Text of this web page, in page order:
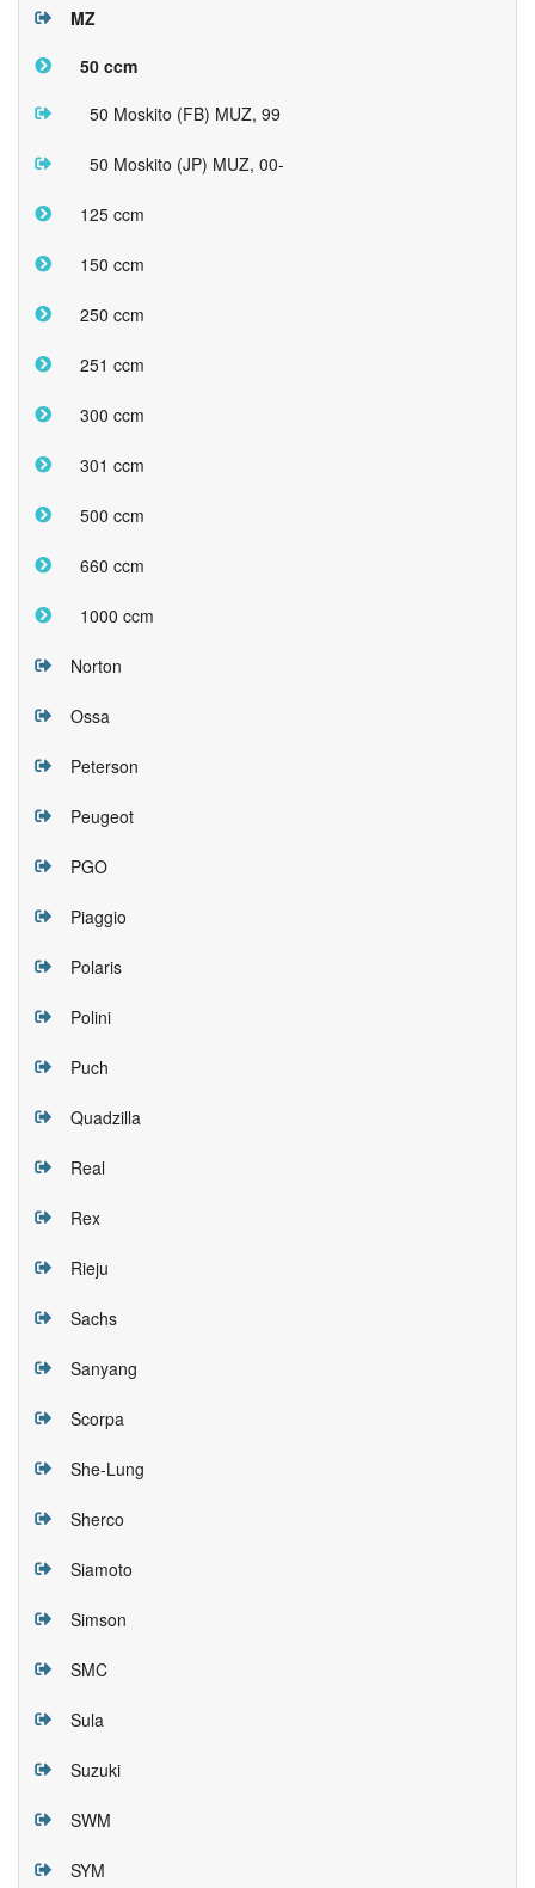
MZ
50 ccm
50 Moskito (FB) MUZ, 99
50 Moskito (JP) MUZ, 00-
125 ccm
150 ccm
250 ccm
251 ccm
300 ccm
301 ccm
500 ccm
660 ccm
1000 ccm
Norton
Ossa
Peterson
Peugeot
PGO
Piaggio
Polaris
Polini
Puch
Quadzilla
Real
Rex
Rieju
Sachs
Sanyang
Scorpa
She-Lung
Sherco
Siamoto
Simson
SMC
Sula
Suzuki
SWM
SYM